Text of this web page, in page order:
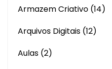
Armazem Criativo (14)
Arquivos Digitais (12)
Aulas (2)